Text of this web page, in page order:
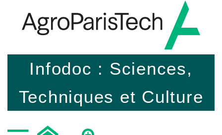
Infodoc : Sciences,
Techniques et Culture